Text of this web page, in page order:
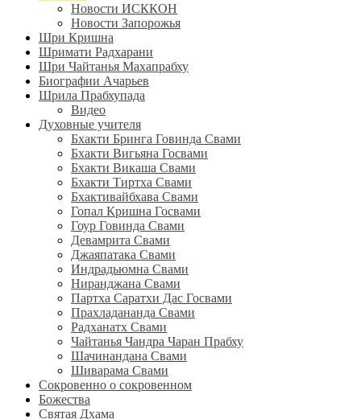
Новости ИСККОН
Новости Запорожья
Шри Кришна
Шримати Радхарани
Шри Чайтанья Махапрабху
Биографии Ачарьев
Шрила Прабхупада
Видео
Духовные учителя
Бхакти Бринга Говинда Свами
Бхакти Вигьяна Госвами
Бхакти Викаша Свами
Бхакти Тиртха Свами
Бхактивайбхава Свами
Гопал Кришна Госвами
Гоур Говинда Свами
Девамрита Свами
Джаяпатака Свами
Индрадьюмна Свами
Ниранджана Свами
Партха Саратхи Дас Госвами
Прахладананда Свами
Радханатх Свами
Чайтанья Чандра Чаран Прабху
Шачинандана Свами
Шиварама Свами
Сокровенно о сокровенном
Божества
Святая Дхама